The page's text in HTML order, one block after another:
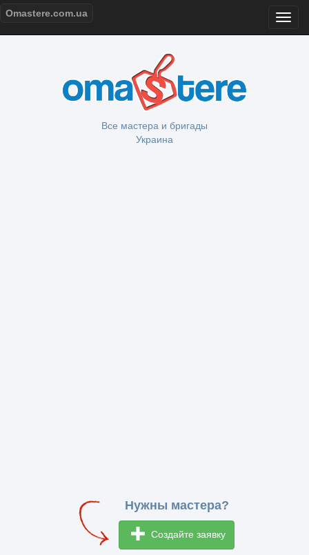
Omastere.com.ua
Все мастера и бригады
Украина
Нужны мастера?
Создайте заявку